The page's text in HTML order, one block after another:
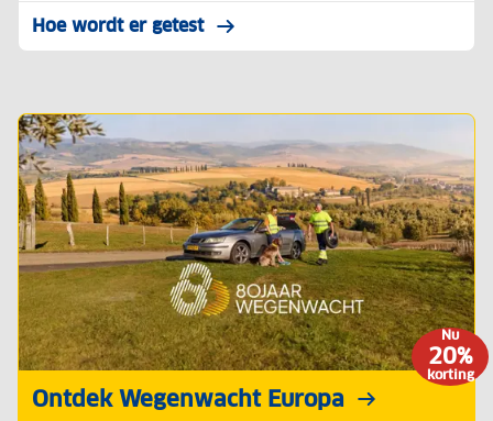
Hoe wordt er getest
Nu
20%
korting
Ontdek Wegenwacht Europa